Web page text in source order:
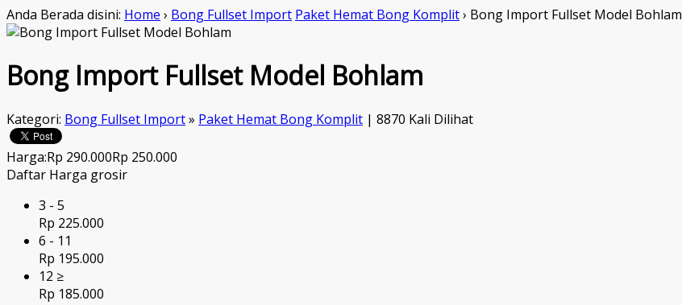
Anda Berada disini: Home › Bong Fullset Import Paket Hemat Bong Komplit› Bong Import Fullset Model Bohlam
Bong Import Fullset Model Bohlam
Kategori: Bong Fullset Import» Paket Hemat Bong Komplit | 8870 Kali Dilihat
Harga:Rp 290.000Rp 250.000
Daftar Harga grosir
3 - 5
Rp 225.000
6 - 11
Rp 195.000
12 ≥
Rp 185.000